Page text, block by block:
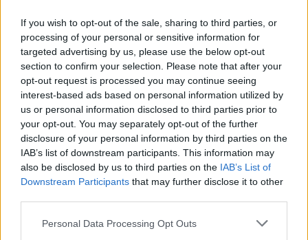
If you wish to opt-out of the sale, sharing to third parties, or
processing of your personal or sensitive information for
targeted advertising by us, please use the below opt-out
section to confirm your selection. Please note that after your
opt-out request is processed you may continue seeing
interest-based ads based on personal information utilized by
us or personal information disclosed to third parties prior to
your opt-out. You may separately opt-out of the further
disclosure of your personal information by third parties on the
IAB’s list of downstream participants. This information may
also be disclosed by us to third parties on the IAB’s List of
Downstream Participants that may further disclose it to other
Personal Data Processing Opt Outs
León Zubieta.